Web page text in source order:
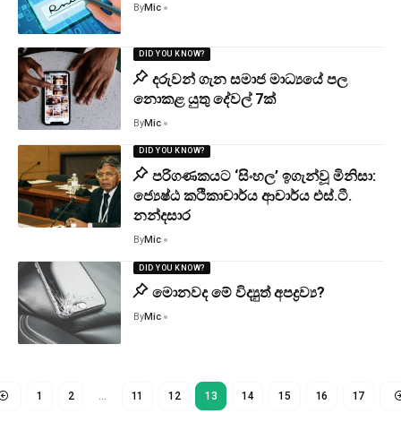
ByMic
DID YOU KNOW?
දරුවන් ගැන සමාජ මාධ්‍යයේ පල
නොකළ යුතු දේවල් 7ක්
ByMic
DID YOU KNOW?
පරිගණකයට ‘සිංහල’ ඉගැන්වූ මිනිසා:
ජ්‍යෙෂ්ඨ කථිකාචාර්ය ආචාර්ය එස්.ටී.
නන්දසාර
ByMic
DID YOU KNOW?
මොනවද මේ විද්‍යුත් අපද්‍රව්‍ය?
ByMic
1 2 … 11 12 13 14 15 16 17